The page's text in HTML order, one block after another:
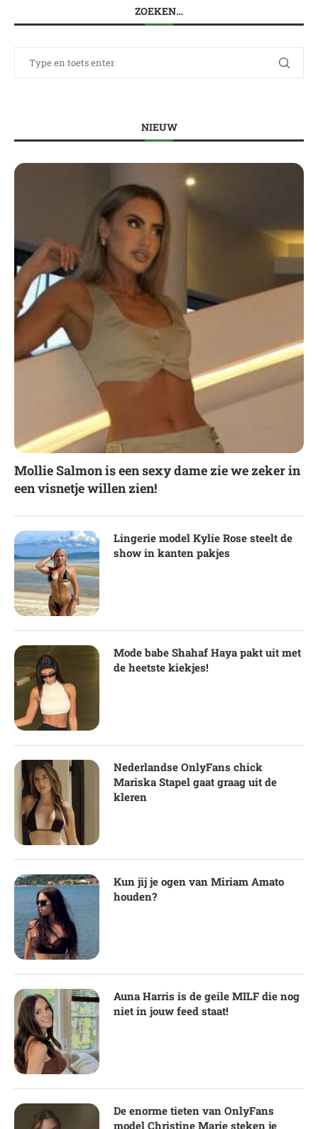
ZOEKEN…
NIEUW
Mollie Salmon is een sexy dame zie we zeker in
een visnetje willen zien!
Lingerie model Kylie Rose steelt de
show in kanten pakjes
Mode babe Shahaf Haya pakt uit met
de heetste kiekjes!
Nederlandse OnlyFans chick
Mariska Stapel gaat graag uit de
kleren
Kun jij je ogen van Miriam Amato
houden?
Auna Harris is de geile MILF die nog
niet in jouw feed staat!
De enorme tieten van OnlyFans
model Christine Marie steken je